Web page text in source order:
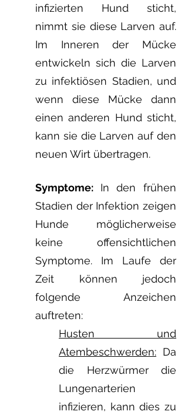
infizierten Hund sticht,
nimmt sie diese Larven auf.
Im Inneren der Mücke
entwickeln sich die Larven
zu infektiösen Stadien, und
wenn diese Mücke dann
einen anderen Hund sticht,
kann sie die Larven auf den
neuen Wirt übertragen.
Symptome: In den frühen
Stadien der Infektion zeigen
Hunde möglicherweise
keine offensichtlichen
Symptome. Im Laufe der
Zeit können jedoch
folgende Anzeichen
auftreten:
Husten und
Atembeschwerden: Da
die Herzwürmer die
Lungenarterien
infizieren, kann dies zu